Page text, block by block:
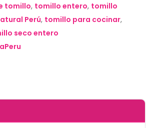
tomillo, tomillo entero, tomillo
Perú, tomillo para cocinar,
seco entero